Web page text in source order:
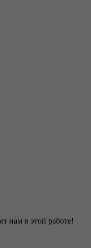
нам в этой работе!